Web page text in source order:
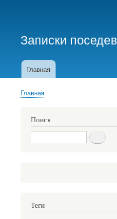
записи
Записки
Основная
Главная
Строка
Главная
Поиск
Поиск
Теги